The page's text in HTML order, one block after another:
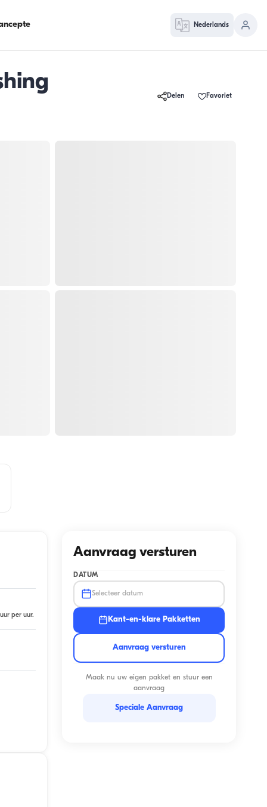
Nederlands
Delen Favoriet
per uur.
Aanvraag versturen
DATUM
Selecteer datum
Kant-en-klare Pakketten
Aanvraag versturen
Maak nu uw eigen pakket en stuur een
aanvraag
Speciale Aanvraag